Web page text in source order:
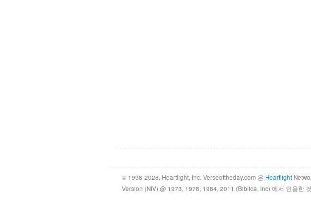
© 1998-2026, Heartlight, Inc. Verseoftheday.com 은 Heartlight
Version (NIV) @ 1973, 1978, 1984, 2011 (Biblica, Inc) 에서 인용한